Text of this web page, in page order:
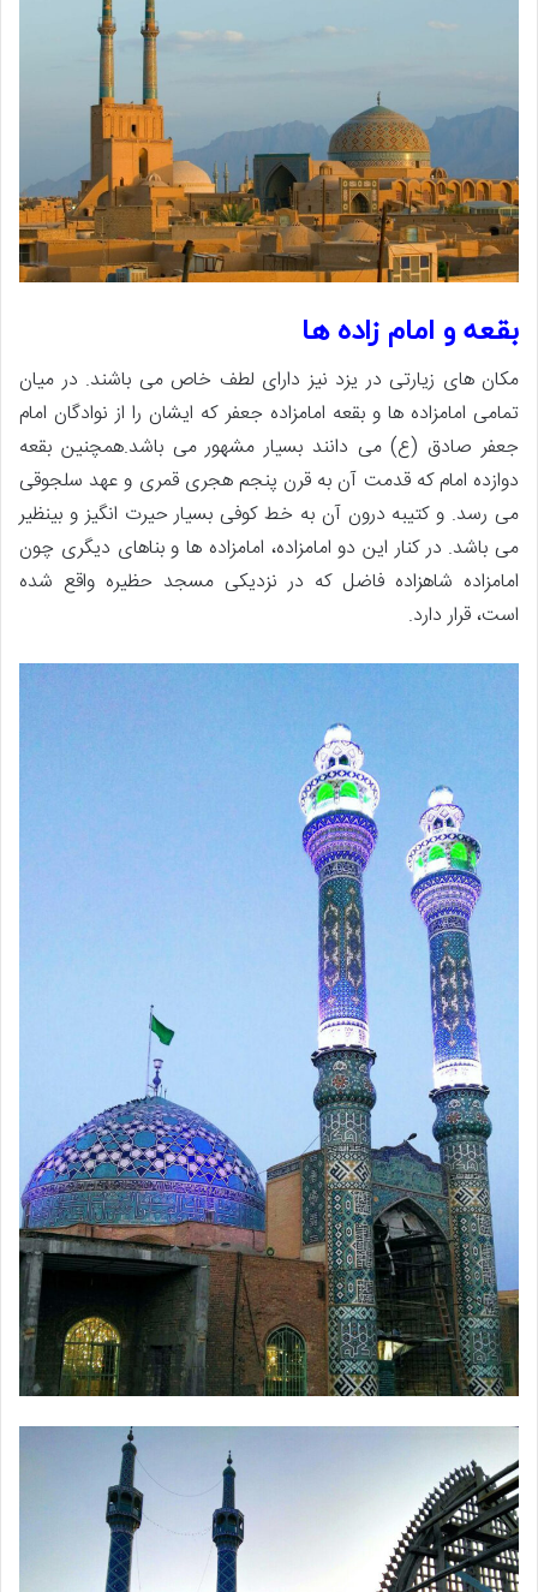
بقعه و امام زاده ها
مکان های زیارتی در یزد نیز دارای لطف خاص می باشند. در میان
تمامی امامزاده ها و بقعه امامزاده جعفر که ایشان را از نوادگان امام
جعفر صادق (ع) می دانند بسیار مشهور می باشد.همچنین بقعه
دوازده امام که قدمت آن به قرن پنجم هجری قمری و عهد سلجوقی
می رسد. و کتیبه درون آن به خط کوفی بسیار حیرت انگیز و بینظیر
می باشد. در کنار این دو امامزاده، امامزاده ها و بناهای دیگری چون
امامزاده شاهزاده فاضل که در نزدیکی مسجد حظیره واقع شده
است، قرار دارد.